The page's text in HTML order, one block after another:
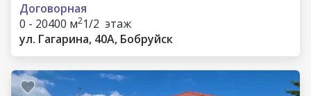
Договорная
0 - 20400 м21/2 этаж
ул. Гагарина, 40А, Бобруйск